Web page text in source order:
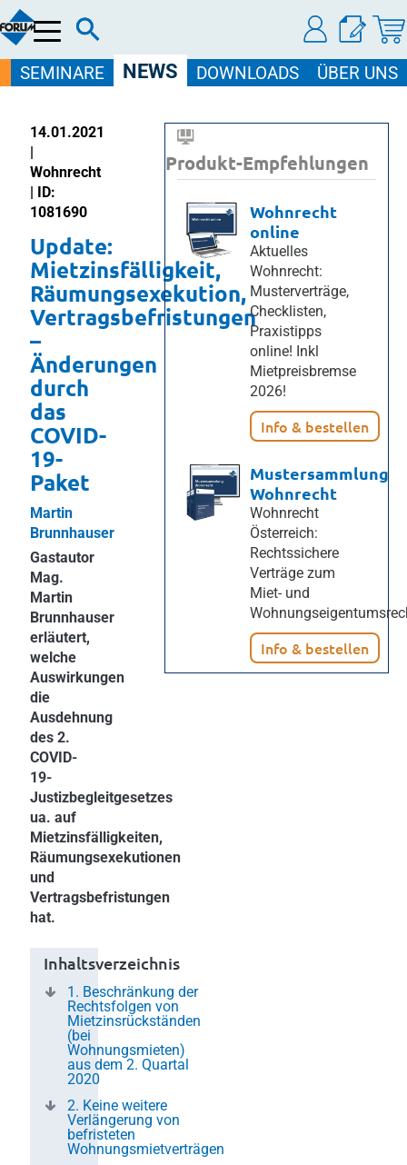
Menü
SEMINARE NEWS DOWNLOADS ÜBER UNS
14.01.2021
|
Wohnrecht
| ID:
1081690
Update:
Mietzinsfälligkeit,
Räumungsexekution,
Vertragsbefristungen
–
Änderungen
durch
das
COVID-
19-
Paket
Martin
Brunnhauser
Gastautor
Mag.
Martin
Brunnhauser
erläutert,
welche
Auswirkungen
die
Ausdehnung
des 2.
COVID-
19-
Justizbegleitgesetzes
ua. auf
Mietzinsfälligkeiten,
Räumungsexekutionen
und
Vertragsbefristungen
hat.
Inhaltsverzeichnis
1. Beschränkung der
Rechtsfolgen von
Mietzinsrückständen
(bei
Wohnungsmieten)
aus dem 2. Quartal
2020
2. Keine weitere
Verlängerung von
befristeten
Wohnungsmietverträgen
Produkt-Empfehlungen
Wohnrecht
online
Aktuelles
Wohnrecht:
Musterverträge,
Checklisten,
Praxistipps
online! Inkl
Mietpreisbremse
2026!
Info & bestellen
Mustersammlung
Wohnrecht
Wohnrecht
Österreich:
Rechtssichere
Verträge zum
Miet- und
Info & bestellen